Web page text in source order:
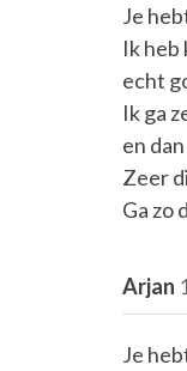
Je
Ik heb
echt
Ik ga
en
Zeer
Ga zo
Arjan
Je